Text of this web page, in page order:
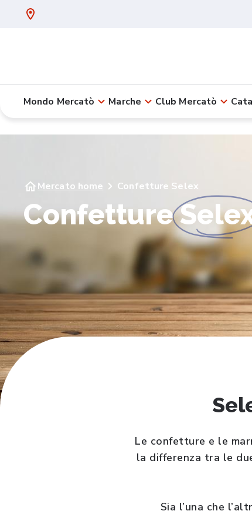
Mondo Mercatò Marche Club Mercatò
Mercato home Confetture Selex
Confetture
Le confetture e le
la differenza tra le
Sia l’una che